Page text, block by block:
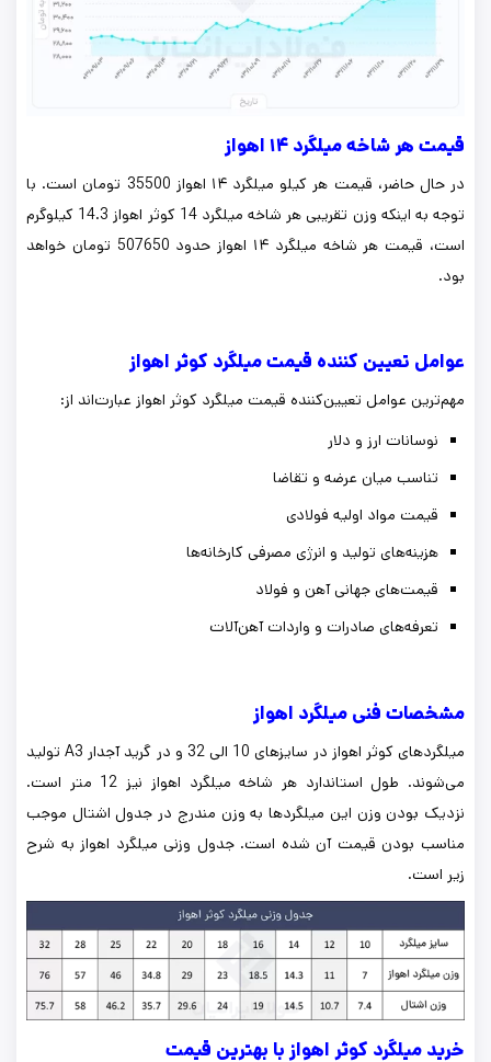
قیمت هر شاخه میلگرد ۱۴ اهواز
در حال حاضر، قیمت هر کیلو میلگرد ۱۴ اهواز 35500 تومان است. با
توجه به اینکه وزن تقریبی هر شاخه میلگرد 14 کوثر اهواز 14.3 کیلوگرم
است، قیمت هر شاخه میلگرد ۱۴ اهواز حدود 507650 تومان خواهد
بود.
عوامل تعیین کننده قیمت میلگرد کوثر اهواز
مهم‌ترین عوامل تعیین‌کننده قیمت میلگرد کوثر اهواز عبارت‌اند از:
نوسانات ارز و دلار
تناسب میان عرضه و تقاضا
قیمت مواد اولیه فولادی
هزینه‌های تولید و انرژی مصرفی کارخانه‌ها
قیمت‌های جهانی آهن و فولاد
تعرفه‌های صادرات و واردات آهن‌آلات
مشخصات فنی میلگرد اهواز
میلگردهای کوثر اهواز در سایزهای 10 الی 32 و در گرید آجدار A3 تولید
می‌شوند. طول استاندارد هر شاخه میلگرد اهواز نیز 12 متر است.
نزدیک بودن وزن این میلگردها به وزن مندرج در جدول اشتال موجب
مناسب بودن قیمت آن شده است. جدول وزنی میلگرد اهواز به شرح
زیر است.
خرید میلگرد کوثر اهواز با بهترین قیمت